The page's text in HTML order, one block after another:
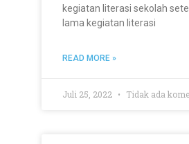
kegiatan literasi sekolah
lama kegiatan literasi
READ MORE »
Juli 25, 2022 Tidak ada